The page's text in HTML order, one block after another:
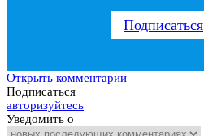
Подписаться
Открыть комментарии
Подписаться
авторизуйтесь
Уведомить о